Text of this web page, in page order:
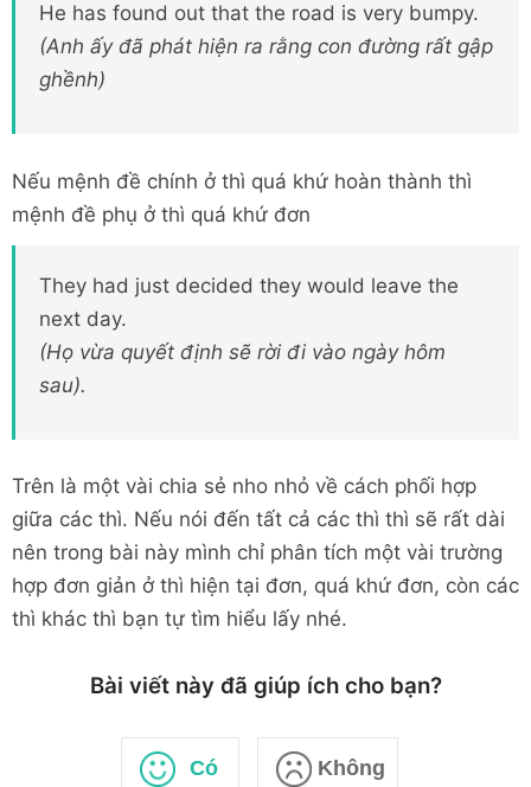
He has found out that the road is very bumpy.
(Anh ấy đã phát hiện ra rằng con đường rất gập
ghềnh)
Nếu mệnh đề chính ở thì quá khứ hoàn thành thì
mệnh đề phụ ở thì quá khứ đơn
They had just decided they would leave the
next day.
(Họ vừa quyết định sẽ rời đi vào ngày hôm
sau).
Trên là một vài chia sẻ nho nhỏ về cách phối hợp
giữa các thì. Nếu nói đến tất cả các thì thì sẽ rất dài
nên trong bài này mình chỉ phân tích một vài trường
hợp đơn giản ở thì hiện tại đơn, quá khứ đơn, còn các
thì khác thì bạn tự tìm hiểu lấy nhé.
Bài viết này đã giúp ích cho bạn?
Có Không